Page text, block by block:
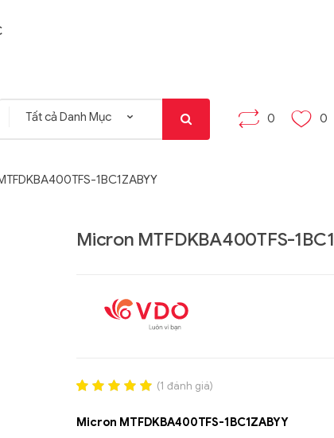
0 0
1BC1ZABYY
Micron MTFDKBA400TFS-
out of 5
based on
(1 đánh giá)
Micron MTFDKBA400TFS-1BC1ZABYY
ZD1
Máy tính bảng Gama
Tab X8